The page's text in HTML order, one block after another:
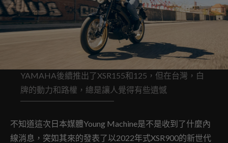
YAMAHA後續推出了XSR155和125，但在台灣，白
牌的動力和路權，總是讓人覺得有些遺憾
不知道這次日本媒體Young Machine是不是收到了什麼內
線消息，突如其來的發表了以2022年式XSR900的新世代